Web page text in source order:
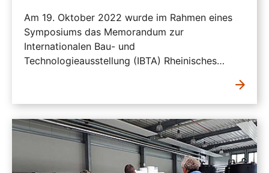
Am 19. Oktober 2022 wurde im Rahmen eines
Symposiums das Memorandum zur
Internationalen Bau- und
Technologieausstellung (IBTA) Rheinisches…